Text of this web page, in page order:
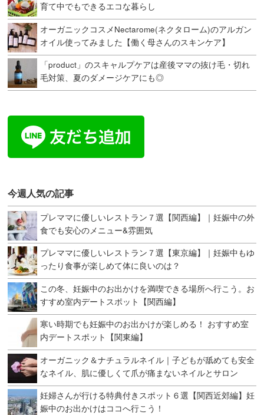
育て中でもできるエコな暮らし
オーガニックコスメNectarome(ネクタローム)のアルガン
オイル使ってみました【働く母さんのスキンケア】
「product」のスキャルプケアは産後ママの抜け毛・切れ
毛対策、夏のダメージケアにも◎
今週人気の記事
プレママに優しいレストラン７選【関西編】｜妊娠中の外
食でも安心のメニュー&雰囲気
プレママに優しいレストラン７選【東京編】｜妊娠中もゆ
ったり食事が楽しめて体に良いのは？
この冬、妊娠中のお出かけを満喫できる場所へ行こう。お
すすめ室内デートスポット【関西編】
寒い時期でも妊娠中のお出かけが楽しめる！ おすすめ室
内デートスポット【関東編】
オーガニック＆ナチュラルネイル｜子どもが舐めても安全
なネイル、肌に優しくて爪が痛まないネイルとサロン
妊婦さんが行ける特典付きスポット６選【関西近郊編】妊
娠中のお出かけはココへ行こう！